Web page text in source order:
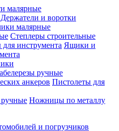
малярные
Держатели и воротки
малярные
Степлеры строительные
Ящики и
ручные
Пистолеты для
Ножницы по металлу